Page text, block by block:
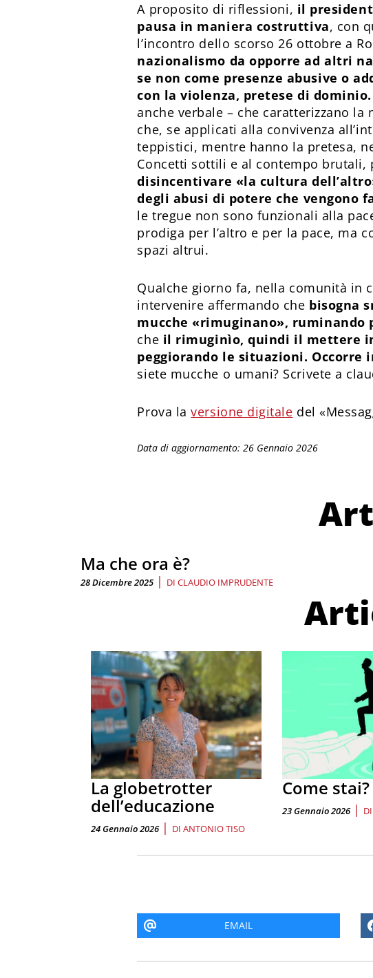
A proposito di riflessioni, il
pausa in maniera costruttiva, con
l’incontro dello scorso 26 ottobre a
nazionalismo da opporre ad altri
se non come presenze abusive o
con la violenza, pretese di dominio.
anche verbale – che caratterizzano
che, se applicati alla convivenza
teppistici, mentre hanno la pretesa,
Concetti sottili e al contempo brutali,
disincentivare «la cultura
degli abusi di potere che vengono
le tregue non sono funzionali alla
prodiga per l’altro e per la pace, ma
spazi altrui.
Qualche giorno fa, nella comunità in
intervenire affermando che bisogna
mucche «rimuginano»,
che il rimuginìo, quindi il mettere
peggiorando le situazioni. Occorre
siete mucche o umani? Scrivete a
Prova laversione digitale del
Data di aggiornamento: 26 Gennaio 2026
Ma che ora è?
28 Dicembre 2025 | DI CLAUDIO IMPRUDENTE
La globetrotter
dell’educazione
24 Gennaio 2026 | DI ANTONIO TISO
Come stai?
23 Gennaio 2026 | DI
EMAIL